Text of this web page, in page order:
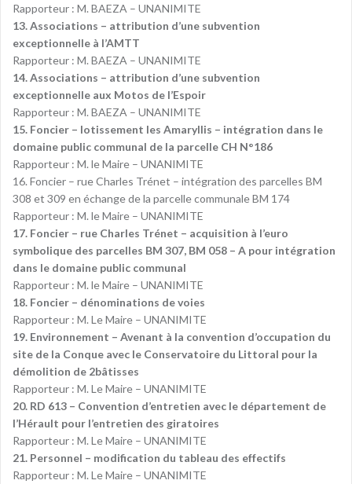
Rapporteur : M. BAEZA – UNANIMITE
13. Associations – attribution d’une subvention
exceptionnelle à l’AMTT
Rapporteur : M. BAEZA – UNANIMITE
14. Associations – attribution d’une subvention
exceptionnelle aux Motos de l’Espoir
Rapporteur : M. BAEZA – UNANIMITE
15. Foncier – lotissement les Amaryllis – intégration dans le
domaine public communal de la parcelle CH N°186
Rapporteur : M. le Maire – UNANIMITE
16. Foncier – rue Charles Trénet – intégration des parcelles BM
308 et 309 en échange de la parcelle communale BM 174
Rapporteur : M. le Maire – UNANIMITE
17. Foncier – rue Charles Trénet – acquisition à l’euro
symbolique des parcelles BM 307, BM 058 – A pour intégration
dans le domaine public communal
Rapporteur : M. le Maire – UNANIMITE
18. Foncier – dénominations de voies
Rapporteur : M. Le Maire – UNANIMITE
19. Environnement – Avenant à la convention d’occupation du
site de la Conque avec le Conservatoire du Littoral pour la
démolition de 2bâtisses
Rapporteur : M. Le Maire – UNANIMITE
20. RD 613 – Convention d’entretien avec le département de
l’Hérault pour l’entretien des giratoires
Rapporteur : M. Le Maire – UNANIMITE
21. Personnel – modification du tableau des effectifs
Rapporteur : M. Le Maire – UNANIMITE